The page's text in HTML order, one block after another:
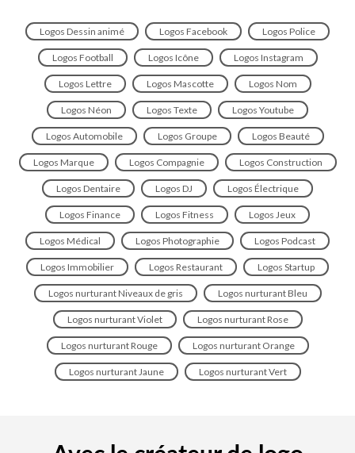
Logos Dessin animé Logos Facebook Logos Police
Logos Football Logos Icône Logos Instagram
Logos Lettre Logos Mascotte Logos Nom
Logos Néon Logos Texte Logos Youtube
Logos Automobile Logos Groupe Logos Beauté
Logos Marque Logos Compagnie Logos Construction
Logos Dentaire Logos DJ Logos Électrique
Logos Finance Logos Fitness Logos Jeux
Logos Médical Logos Photographie Logos Podcast
Logos Immobilier Logos Restaurant Logos Startup
Logos nurturant Niveaux de gris Logos nurturant Bleu
Logos nurturant Violet Logos nurturant Rose
Logos nurturant Rouge Logos nurturant Orange
Logos nurturant Jaune Logos nurturant Vert